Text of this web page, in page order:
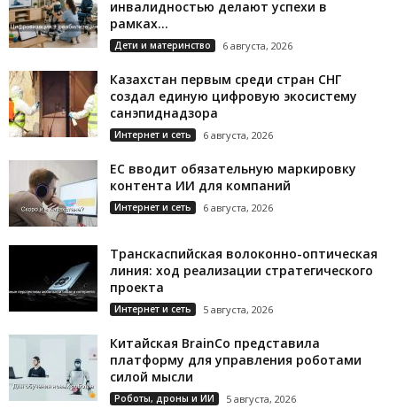
инвалидностью делают успехи в
рамках...
Дети и материнство 6 августа, 2026
Казахстан первым среди стран СНГ
создал единую цифровую экосистему
санэпиднадзора
Интернет и сеть 6 августа, 2026
ЕС вводит обязательную маркировку
контента ИИ для компаний
Интернет и сеть 6 августа, 2026
Транскаспийская волоконно-оптическая
линия: ход реализации стратегического
проекта
Интернет и сеть 5 августа, 2026
Китайская BrainCo представила
платформу для управления роботами
силой мысли
Роботы, дроны и ИИ 5 августа, 2026